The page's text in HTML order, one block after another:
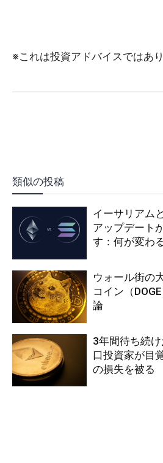
※これは投資アドバイスではあり
類似の投稿
イーサリアム
アップデート
す：何が変わ
ウォール街の
コイン（
論
3年間待ち続
口投資家が目
の損失を被る